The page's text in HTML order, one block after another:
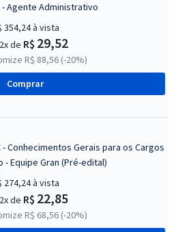
- Agente Administrativo
354,24à vista
de R$ 29,52
R$ 88,56 (-20%)
Comprar
Conhecimentos Gerais para os Cargos
- Equipe Gran (Pré-edital)
274,24à vista
de R$ 22,85
R$ 68,56 (-20%)